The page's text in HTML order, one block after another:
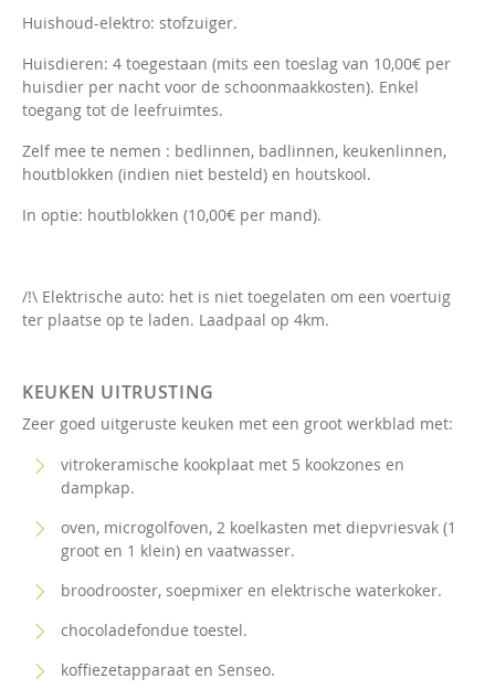
Huishoud-elektro: stofzuiger.
Huisdieren: 4 toegestaan (mits een toeslag van 10,00€ per
huisdier per nacht voor de schoonmaakkosten). Enkel
toegang tot de leefruimtes.
Zelf mee te nemen : bedlinnen, badlinnen, keukenlinnen,
houtblokken (indien niet besteld) en houtskool.
In optie: houtblokken (10,00€ per mand).
/!\ Elektrische auto: het is niet toegelaten om een voertuig
ter plaatse op te laden. Laadpaal op 4km.
KEUKEN UITRUSTING
Zeer goed uitgeruste keuken met een groot werkblad met:
vitrokeramische kookplaat met 5 kookzones en
dampkap.
oven, microgolfoven, 2 koelkasten met diepvriesvak (1
groot en 1 klein) en vaatwasser.
broodrooster, soepmixer en elektrische waterkoker.
chocoladefondue toestel.
koffiezetapparaat en Senseo.